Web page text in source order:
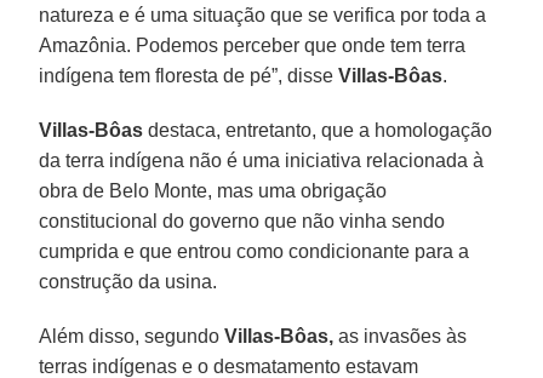
natureza e é uma situação que se verifica por toda a
Amazônia. Podemos perceber que onde tem terra
indígena tem floresta de pé”, disseVillas-Bôas.
Villas-Bôas destaca, entretanto, que a homologação
da terra indígena não é uma iniciativa relacionada à
obra de Belo Monte, mas uma obrigação
constitucional do governo que não vinha sendo
cumprida e que entrou como condicionante para a
construção da usina.
Além disso, segundoVillas-Bôas, as invasões às
terras indígenas e o desmatamento estavam